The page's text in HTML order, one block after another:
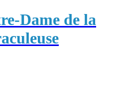
Dame de la